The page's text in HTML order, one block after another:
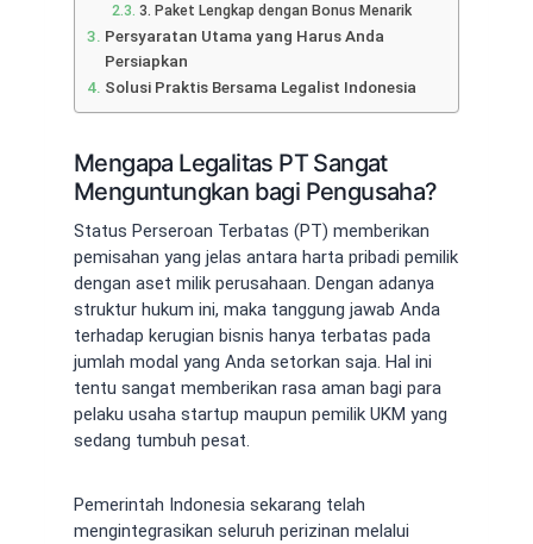
3. Paket Lengkap dengan Bonus Menarik
Persyaratan Utama yang Harus Anda
Persiapkan
Solusi Praktis Bersama Legalist Indonesia
Mengapa Legalitas PT Sangat
Menguntungkan bagi Pengusaha?
Status Perseroan Terbatas (PT) memberikan
pemisahan yang jelas antara harta pribadi pemilik
dengan aset milik perusahaan. Dengan adanya
struktur hukum ini, maka tanggung jawab Anda
terhadap kerugian bisnis hanya terbatas pada
jumlah modal yang Anda setorkan saja. Hal ini
tentu sangat memberikan rasa aman bagi para
pelaku usaha startup maupun pemilik UKM yang
sedang tumbuh pesat.
Pemerintah Indonesia sekarang telah
mengintegrasikan seluruh perizinan melalui